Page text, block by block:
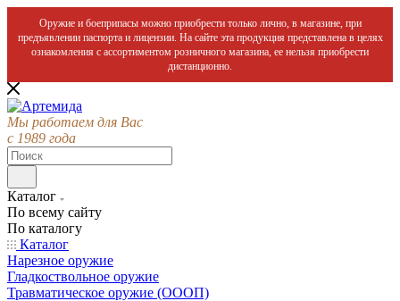
Оружие и боеприпасы можно приобрести только лично, в магазине, при
предъявлении паспорта и лицензии. На сайте эта продукция представлена в целях
ознакомления с ассортиментом розничного магазина, ее нельзя приобрести
дистанционно.
Мы работаем для Вас
с 1989 года
Каталог
По всему сайту
По каталогу
Каталог
Нарезное оружие
Гладкоствольное оружие
Травматическое оружие (ОООП)